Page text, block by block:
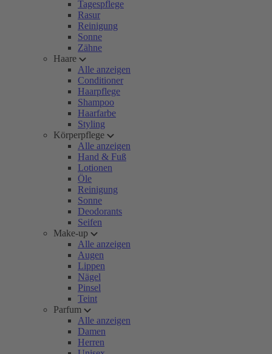
Tagespflege
Rasur
Reinigung
Sonne
Zähne
Haare
Alle anzeigen
Conditioner
Haarpflege
Shampoo
Haarfarbe
Styling
Körperpflege
Alle anzeigen
Hand & Fuß
Lotionen
Öle
Reinigung
Sonne
Deodorants
Seifen
Make-up
Alle anzeigen
Augen
Lippen
Nägel
Pinsel
Teint
Parfum
Alle anzeigen
Damen
Herren